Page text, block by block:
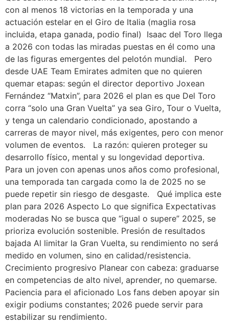
con al menos 18 victorias en la temporada y una
actuación estelar en el Giro de Italia (maglia rosa
incluida, etapa ganada, podio final) Isaac del Toro llega
a 2026 con todas las miradas puestas en él como una
de las figuras emergentes del pelotón mundial. Pero
desde UAE Team Emirates admiten que no quieren
quemar etapas: según el director deportivo Joxean
Fernández “Matxin”, para 2026 el plan es que Del Toro
corra “solo una Gran Vuelta” ya sea Giro, Tour o Vuelta,
y tenga un calendario condicionado, apostando a
carreras de mayor nivel, más exigentes, pero con menor
volumen de eventos. La razón: quieren proteger su
desarrollo físico, mental y su longevidad deportiva.
Para un joven con apenas unos años como profesional,
una temporada tan cargada como la de 2025 no se
puede repetir sin riesgo de desgaste. Qué implica este
plan para 2026 Aspecto Lo que significa Expectativas
moderadas No se busca que “igual o supere” 2025, se
prioriza evolución sostenible. Presión de resultados
bajada Al limitar la Gran Vuelta, su rendimiento no será
medido en volumen, sino en calidad/resistencia.
Crecimiento progresivo Planear con cabeza: graduarse
en competencias de alto nivel, aprender, no quemarse.
Paciencia para el aficionado Los fans deben apoyar sin
exigir podiums constantes; 2026 puede servir para
estabilizar su rendimiento.